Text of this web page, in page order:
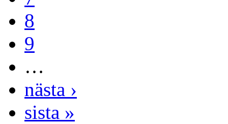
8
9
…
nästa ›
sista »